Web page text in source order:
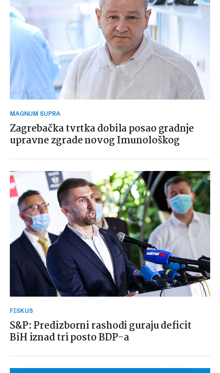
MAGNUM SUPRA
Zagrebačka tvrtka dobila posao gradnje
upravne zgrade novog Imunološkog
FISKUS
S&P: Predizborni rashodi guraju deficit
BiH iznad tri posto BDP-a